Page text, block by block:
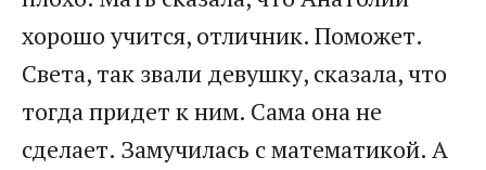
хорошо учится, отличник. Поможет.
Света, так звали девушку, сказала, что
тогда придет к ним. Сама она не
сделает. Замучилась с математикой. А